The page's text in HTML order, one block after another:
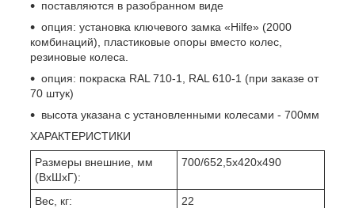
поставляются в разобранном виде
опция: установка ключевого замка «Hilfe» (2000
комбинаций), пластиковые опоры вместо колес,
резиновые колеса.
опция: покраска RAL 710-1, RAL 610-1 (при заказе от
70 штук)
высота указана с установленными колесами - 700мм
ХАРАКТЕРИСТИКИ
Размеры внешние, мм
(ВхШхГ):
700/652,5x420x490
Вес, кг:
22